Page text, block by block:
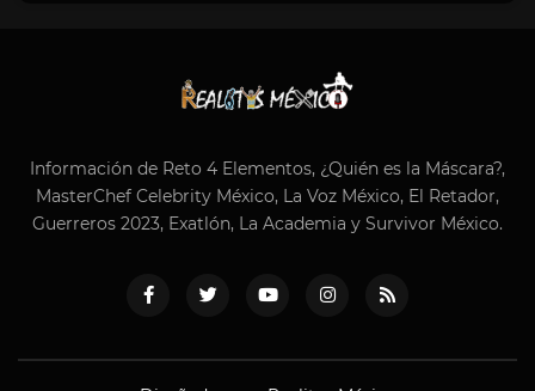
Información de Reto 4 Elementos, ¿Quién es la Máscara?,
MasterChef Celebrity México, La Voz México, El Retador,
Guerreros 2023, Exatlón, La Academia y Survivor México.